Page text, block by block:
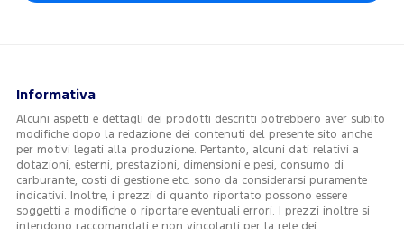
Informativa
Alcuni aspetti e dettagli dei prodotti descritti potrebbero aver subito
modifiche dopo la redazione dei contenuti del presente sito anche
per motivi legati alla produzione. Pertanto, alcuni dati relativi a
dotazioni, esterni, prestazioni, dimensioni e pesi, consumo di
carburante, costi di gestione etc. sono da considerarsi puramente
indicativi. Inoltre, i prezzi di quanto riportato possono essere
soggetti a modifiche o riportare eventuali errori. I prezzi inoltre si
intendono raccomandati e non vincolanti per la rete dei